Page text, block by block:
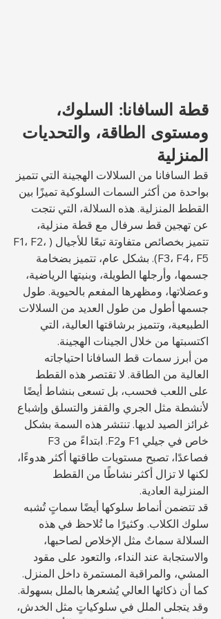
قطة السافانا: السلوك،
ومستوى الطاقة، والتحديات
المنزلية
قط السافانا من السلالات الهجينة التي تتميز
بواحدة من أكثر السمات السلوكية تميزًا بين
القطط المنزلية. هذه السلالة، التي نتجت
عن تهجين قط سرفال مع قطة منزلية،
تتميز بخصائص متفاوتة تبعًا للأجيال (F1، F2،
F3، F4، F5). بشكل عام، تتميز بضخامة
جسمها، وأرجلها الطويلة، وبنيتها الرياضية،
وعضلاتها، ومظهرها المفعم بالحيوية. طول
جسمها أطول من طول العديد من السلالات
الطبيعية، وتتميز برشاقتها العالية، التي
اكتسبتها من خلال الجينات الهجينة.
من أبرز سمات قط السافانا احتياجاته
العالية من الطاقة. لا تقتصر هذه القطط
على اللعب فحسب، بل تسعى بنشاط أيضًا
لأنشطة مثل الجري والقفز والتسلق وإشباع
غرائز الصيد لديها. تنتشر هذه السمة بشكل
فصاعدًا، تصبح مستويات طاقتها أكثر هدوءًا،
لكنها لا تزال أكثر نشاطًا من القطط
المنزلية العادية.
قد تتضمن أنماط سلوكها أيضًا سماتٍ تُشبه
سلوك الكلاب. وكثيرًا ما تُلاحظ في هذه
السلالة سماتٌ مثل الإخلاص لصاحبها،
والاستجابة عند النداء، والتعود على مقود
المشي، والمراقبة المستمرة داخل المنزل.
كما أن ذكائها العالي يُشعرها بالملل بسهولة.
وقد يتجلى الملل في سلوكياتٍ مثل الخدش،